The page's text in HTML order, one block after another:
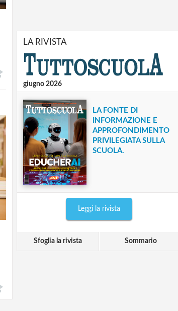
LA RIVISTA
giugno 2026
LA FONTE DI
INFORMAZIONE E
APPROFONDIMENTO
PRIVILEGIATA SULLA
SCUOLA.
Leggi la rivista
Sfoglia la rivista Sommario